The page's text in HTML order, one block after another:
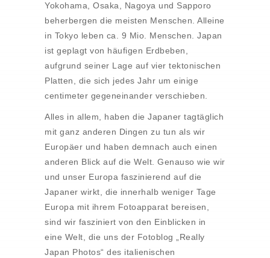
Yokohama, Osaka, Nagoya und Sapporo
beherbergen die meisten Menschen. Alleine
in Tokyo leben ca. 9 Mio. Menschen. Japan
ist geplagt von häufigen Erdbeben,
aufgrund seiner Lage auf vier tektonischen
Platten, die sich jedes Jahr um einige
centimeter gegeneinander verschieben.
Alles in allem, haben die Japaner tagtäglich
mit ganz anderen Dingen zu tun als wir
Europäer und haben demnach auch einen
anderen Blick auf die Welt. Genauso wie wir
und unser Europa faszinierend auf die
Japaner wirkt, die innerhalb weniger Tage
Europa mit ihrem Fotoapparat bereisen,
sind wir fasziniert von den Einblicken in
eine Welt, die uns der Fotoblog „Really
Japan Photos“ des italienischen